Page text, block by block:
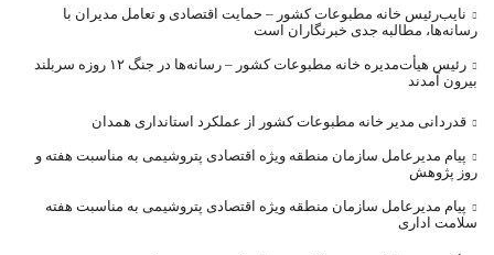
نایب‌رئیس خانه مطبوعات کشور – حمایت اقتصادی و تعامل مدیران با
رسانه‌ها، مطالبه جدی خبرنگاران است
رئیس هیأت‌مدیره خانه مطبوعات کشور – رسانه‌ها در جنگ ۱۲ روزه سربلند
بیرون آمدند
قدردانی مدیر خانه مطبوعات کشور از عملکرد استانداری همدان
پیام مدیرعامل سازمان منطقه ویژه اقتصادی پتروشیمی به مناسبت هفته و
روز پژوهش
پیام مدیرعامل سازمان منطقه ویژه اقتصادی پتروشیمی به مناسبت هفته
سلامت اداری